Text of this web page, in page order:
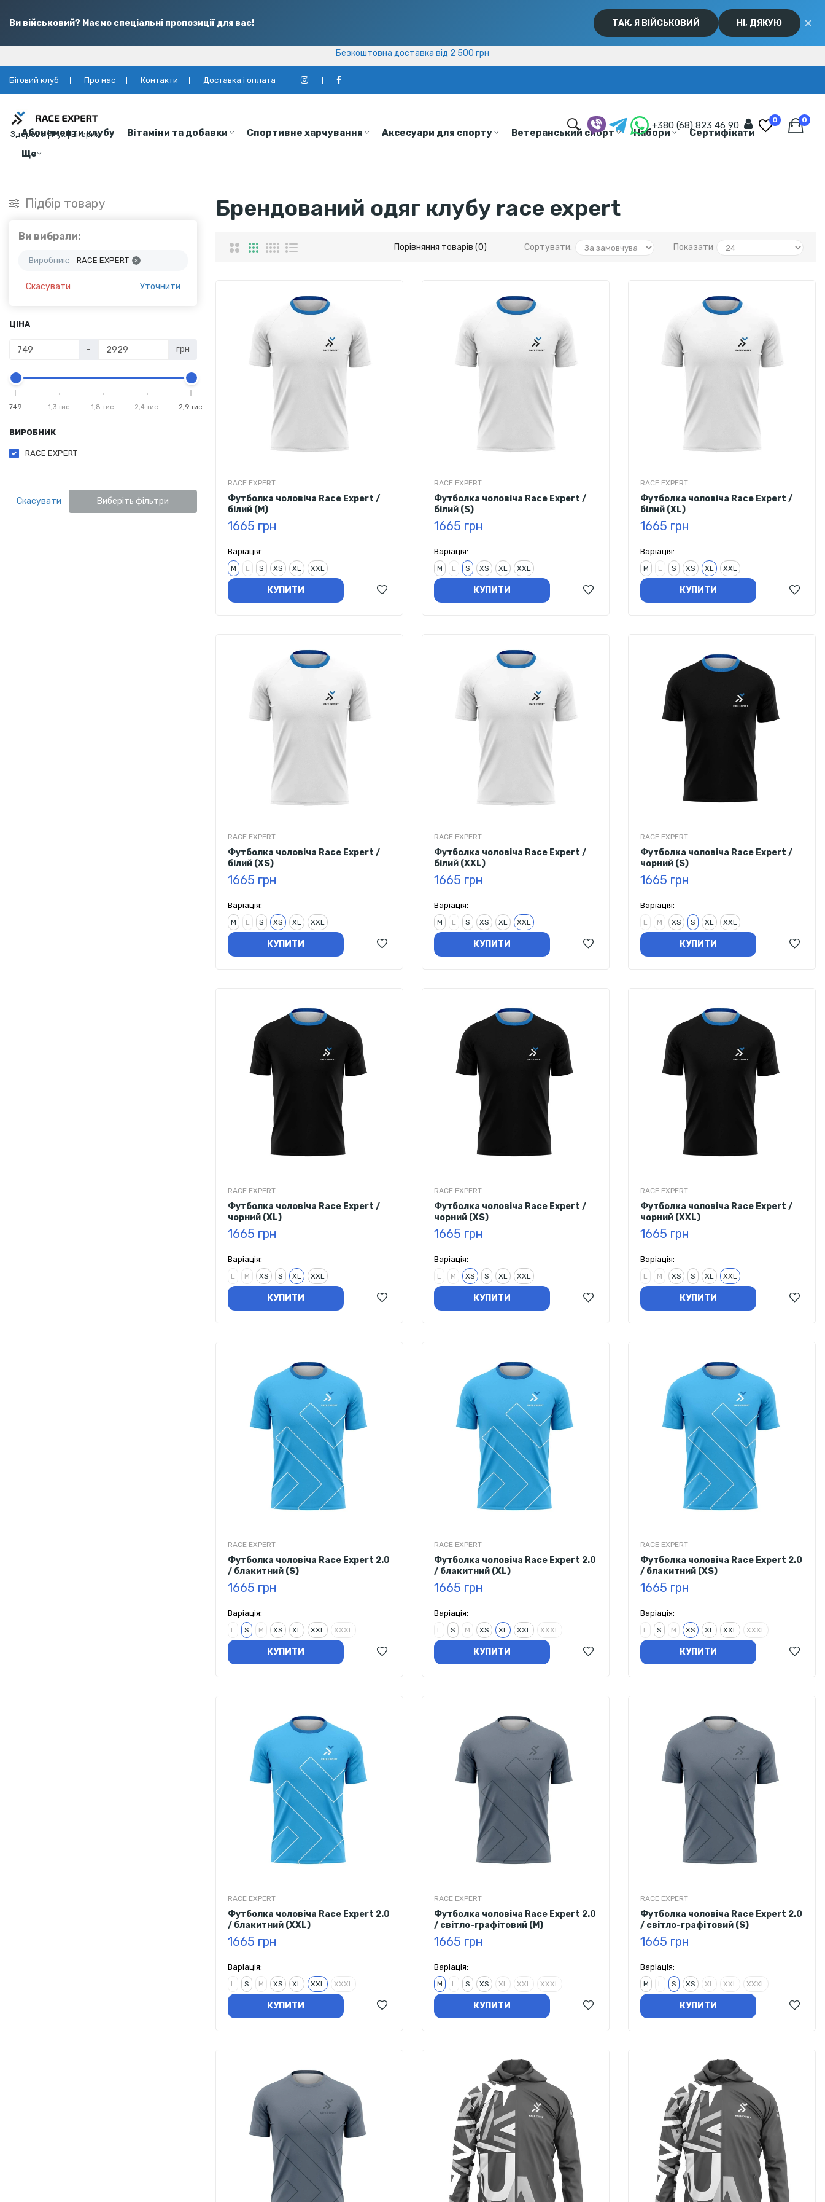
Ви військовий? Маємо спеціальні пропозиції для вас! ТАК, Я ВІЙСЬКОВИЙ НІ, ДЯКУЮ ✕
Безкоштовна доставка від 2 500 грн
Безкоштовна доставка від 2 500 грн
Біговий клуб Про нас Контакти Доставка і оплата
Здоров’я | Рух | Енергія
Абонементи клубу Вітаміни та добавки Спортивне харчування Аксесуари для спорту Ветеранський спорт Набори
Сертифікати
Ще
+380 (68) 823 46 90 0 0
Підбір товару
Ви вибрали:
Виробник: RACE EXPERT
Скасувати Уточнити
ЦІНА
- грн
749 1,3 тис. 1,8 тис. 2,4 тис. 2,9 тис.
ВИРОБНИК
RACE EXPERT
Скасувати Виберіть фільтри
Брендований одяг клубу race expert
Порівняння товарів (0) Сортувати: Показати
RACE EXPERT
Футболка чоловіча Race Expert /
білий (M)
1665 грн
Варіація:
M L S XS XL XXL
КУПИТИ
RACE EXPERT
Футболка чоловіча Race Expert /
білий (S)
1665 грн
Варіація:
M L S XS XL XXL
КУПИТИ
RACE EXPERT
Футболка чоловіча Race Expert /
білий (XL)
1665 грн
Варіація:
M L S XS XL XXL
КУПИТИ
RACE EXPERT
Футболка чоловіча Race Expert /
білий (XS)
1665 грн
Варіація:
M L S XS XL XXL
КУПИТИ
RACE EXPERT
Футболка чоловіча Race Expert /
білий (XXL)
1665 грн
Варіація:
M L S XS XL XXL
КУПИТИ
RACE EXPERT
Футболка чоловіча Race Expert /
чорний (S)
1665 грн
Варіація:
L M XS S XL XXL
КУПИТИ
RACE EXPERT
Футболка чоловіча Race Expert /
чорний (XL)
1665 грн
Варіація:
L M XS S XL XXL
КУПИТИ
RACE EXPERT
Футболка чоловіча Race Expert /
чорний (XS)
1665 грн
Варіація:
L M XS S XL XXL
КУПИТИ
RACE EXPERT
Футболка чоловіча Race Expert /
чорний (XXL)
1665 грн
Варіація:
L M XS S XL XXL
КУПИТИ
RACE EXPERT
Футболка чоловіча Race Expert 2.0
/ блакитний (S)
1665 грн
Варіація:
L S M XS XL XXL XXXL
КУПИТИ
RACE EXPERT
Футболка чоловіча Race Expert 2.0
/ блакитний (XL)
1665 грн
Варіація:
L S M XS XL XXL XXXL
КУПИТИ
RACE EXPERT
Футболка чоловіча Race Expert 2.0
/ блакитний (XS)
1665 грн
Варіація:
L S M XS XL XXL XXXL
КУПИТИ
RACE EXPERT
Футболка чоловіча Race Expert 2.0
/ блакитний (XXL)
1665 грн
Варіація:
L S M XS XL XXL XXXL
КУПИТИ
RACE EXPERT
Футболка чоловіча Race Expert 2.0
/ світло-графітовий (M)
1665 грн
Варіація:
M L S XS XL XXL XXXL
КУПИТИ
RACE EXPERT
Футболка чоловіча Race Expert 2.0
/ світло-графітовий (S)
1665 грн
Варіація:
M L S XS XL XXL XXXL
КУПИТИ